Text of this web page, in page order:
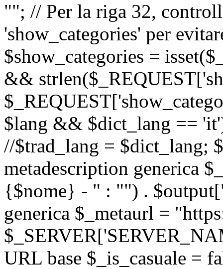
""; // Per la riga 32,
'show_categories' per
$show_categories =
&&
$lang && $dict_lang ==
//$trad_lang = $dict_lang;
metadescription generica
{$nome} - " : "") .
generica $_metaurl =
URL base $_is_casuale =